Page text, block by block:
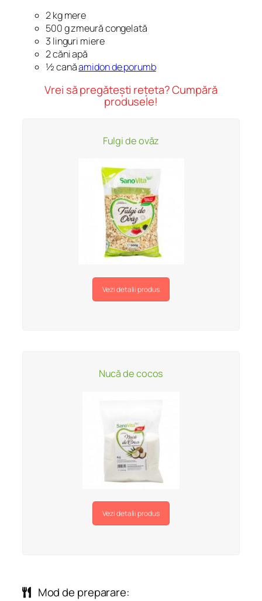
2 kg mere
500 g zmeură congelată
3 linguri miere
2 căni apă
½ canăamidon de porumb
Vrei să pregătești rețeta? Cumpără
produsele!
Fulgi de ovăz
Vezi detalii produs
Nucă de cocos
Vezi detalii produs
Mod de preparare: